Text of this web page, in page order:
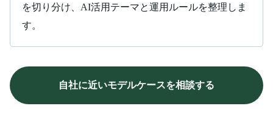
を切り分け、AI活用テーマと運用ルールを整理しま
す。
自社に近いモデルケースを相談する